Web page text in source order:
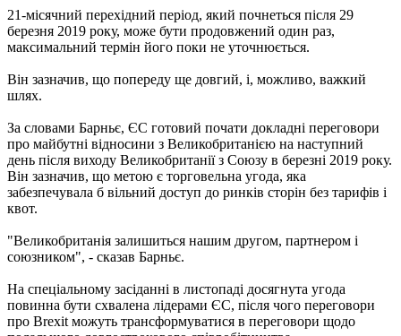
21-місячний перехідний період, який почнеться після 29
березня 2019 року, може бути продовжений один раз,
максимальний термін його поки не уточнюється.
Він зазначив, що попереду ще довгий, і, можливо, важкий
шлях.
За словами Барньє, ЄС готовий почати докладні переговори
про майбутні відносини з Великобританією на наступний
день після виходу Великобританії з Союзу в березні 2019 року.
Він зазначив, що метою є торговельна угода, яка
забезпечувала б вільний доступ до ринків сторін без тарифів і
квот.
"Великобританія залишиться нашим другом, партнером і
союзником", - сказав Барньє.
На спеціальному засіданні в листопаді досягнута угода
повинна бути схвалена лідерами ЄС, після чого переговори
про Brexit можуть трансформуватися в переговори щодо